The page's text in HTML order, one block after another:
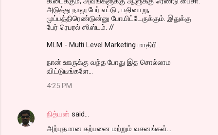
அடுத்து நாலு பேர் எட்டு , பதினாறு,
முப்பத்திரெண்டுன்னு போயிட்டேருக்கும். இதுக்கு
பேர் ரெபரல் ஸிஸ்டம். //
MLM - Multi Level Marketing மாதிரி..
நான் ஊருக்கு வந்த போது இத சொல்லாம
விட்டுடீங்களே...
4:25 PM
நித்யன் said…
அற்புதமான கற்பனை மற்றும் வசனங்கள்...